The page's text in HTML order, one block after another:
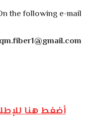
the following e-mail:
qm.fiber1@gmail.com
أضغط هنا